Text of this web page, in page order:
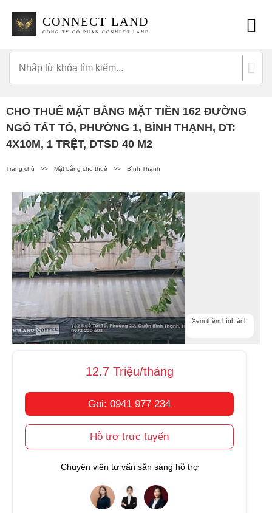
CONNECT LAND
CÔNG TY CỔ PHẦN CONNECT LAND
CHO THUÊ MẶT BẰNG MẶT TIỀN 162 ĐƯỜNG
NGÔ TẤT TỐ, PHƯỜNG 1, BÌNH THẠNH, DT:
4X10M, 1 TRỆT, DTSD 40 M2
Trang chủ >> Mặt bằng cho thuê >> Bình Thạnh
Xem thêm hình ảnh
12.7 Triệu/tháng
Gọi: 0941 977 234
Hỗ trợ trực tuyến
Chuyên viên tư vấn sẵn sàng hỗ trợ